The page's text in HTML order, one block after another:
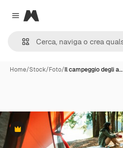
Close menu
Magnific
Home/Stock/Foto/Il campeggio degli a…
Premium